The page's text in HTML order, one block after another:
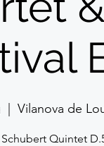
Vilanova de
Quintet